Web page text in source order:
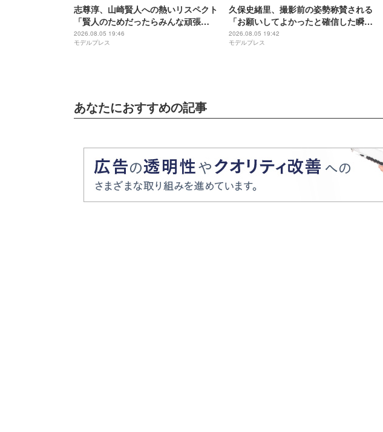
志尊淳、山崎賢人への熱いリスペクト
「賢人のためだったらみんな頑張
る」“信”としての姿を絶賛【キングダ
ム 魂の決戦】
2026.08.05 19:46
モデルプレス
久保史緒里、撮影前の姿勢称賛される
「お願いしてよかったと確信した瞬
間」【世界は美しいと誰かが言った】
2026.08.05 19:42
モデルプレス
あなたにおすすめの記事